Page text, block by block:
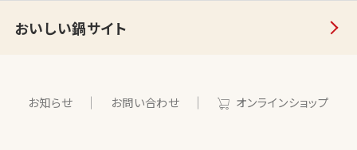
おいしい鍋サイト
お知らせ お問い合わせ オンラインショップ